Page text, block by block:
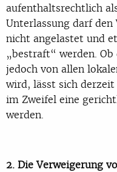
aufenthaltsrechtlich
Unterlassung darf
nicht angelastet und
„bestraft“ werden. Ob
jedoch von allen
wird, lässt sich derzeit
im Zweifel eine
werden.
2. Die Verweigerung